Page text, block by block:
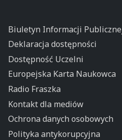
Biuletyn Informacji
Deklaracja dostępności
Dostępność Uczelni
Europejska Karta Naukowca
Radio Fraszka
Kontakt dla mediów
Ochrona danych osobowych
Polityka antykorupcyjna